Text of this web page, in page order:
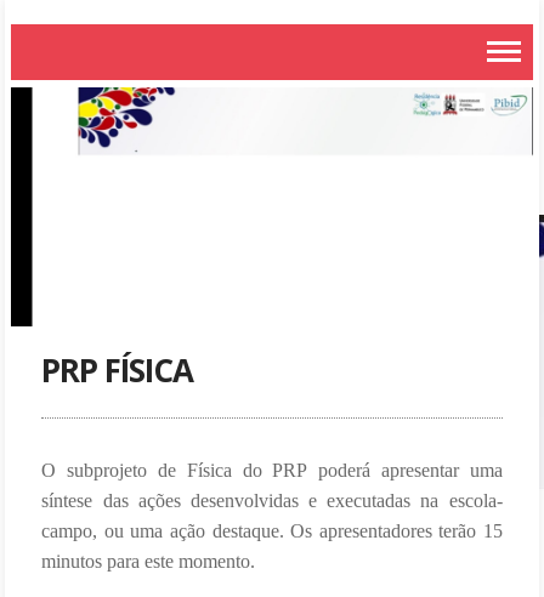
PRP FÍSICA
O subprojeto de Física do PRP poderá apresentar uma
síntese das ações desenvolvidas e executadas na escola-
campo, ou uma ação destaque. Os apresentadores terão 15
minutos para este momento.